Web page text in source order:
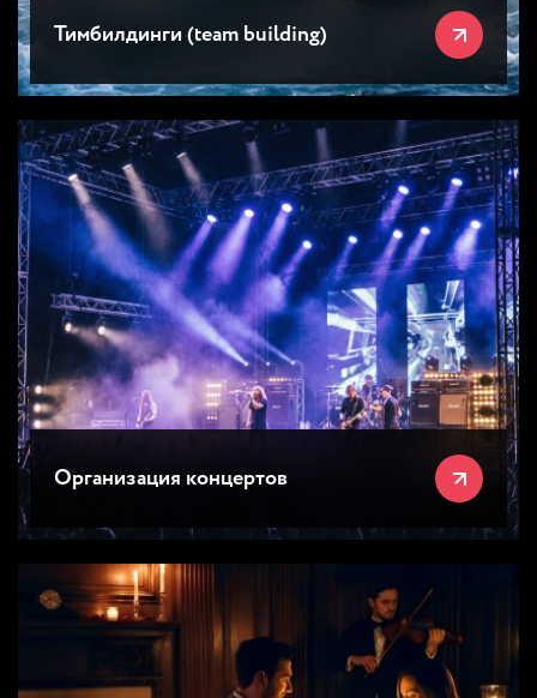
Тимбилдинги (team building)
Организация концертов